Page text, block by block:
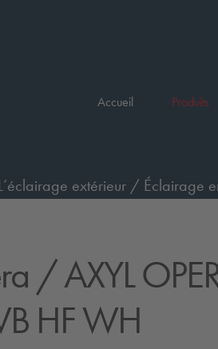
Accueil Produits
L’éclairage extérieur / Éclairage
/ AXYL
HF WH